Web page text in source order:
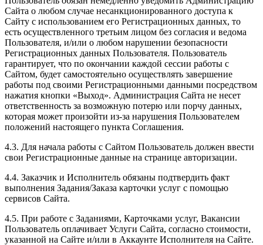
Сайта о любом случае несанкционированного доступа к
Сайту с использованием его Регистрационных данных, то
есть осуществленного третьим лицом без согласия и ведома
Пользователя, и/или о любом нарушении безопасности
Регистрационных данных Пользователя. Пользователь
гарантирует, что по окончании каждой сессии работы с
Сайтом, будет самостоятельно осуществлять завершение
работы под своими Регистрационными данными посредством
нажатия кнопки «Выход». Администрация Сайта не несет
ответственность за возможную потерю или порчу данных,
которая может произойти из-за нарушения Пользователем
положений настоящего пункта Соглашения.
4.3. Для начала работы с Сайтом Пользователь должен ввести
свои Регистрационные данные на странице авторизации.
4.4. Заказчик и Исполнитель обязаны подтвердить факт
выполнения Задания/Заказа карточки услуг с помощью
сервисов Сайта.
4.5. При работе с Заданиями, Карточками услуг, Вакансии
Пользователь оплачивает Услуги Сайта, согласно стоимости,
указанной на Сайте и/или в Аккаунте Исполнителя на Сайте.